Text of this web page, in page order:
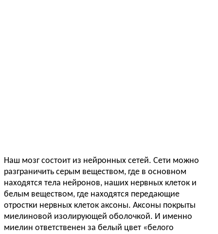
Наш мозг состоит из нейронных сетей. Сети можно
разграничить серым веществом, где в основном
находятся тела нейронов, наших нервных клеток и
белым веществом, где находятся передающие
отростки нервных клеток аксоны. Аксоны покрыты
миелиновой изолирующей оболочкой. И именно
миелин ответственен за белый цвет «белого